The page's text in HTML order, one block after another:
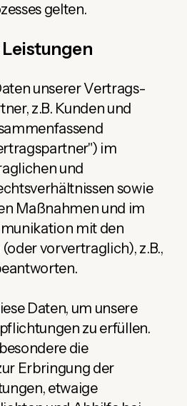
gelten.
unserer Vertrags-
z.B. Kunden und
im
und
sowie
Maßnahmen und im
mit den
vorvertraglich), z.B.,
Daten, um unsere
zu erfüllen.
die
Erbringung der
etwaige